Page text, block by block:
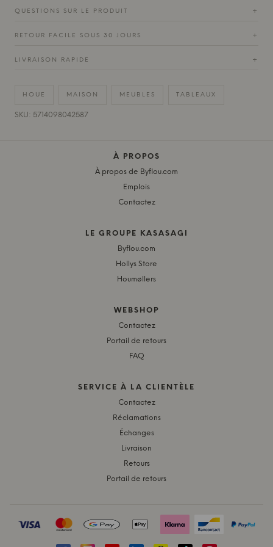
QUESTIONS SUR LE PRODUIT +
RETOUR FACILE SOUS 30 JOURS +
LIVRAISON RAPIDE +
HOUE MAISON MEUBLES TABLEAUX
SKU: 5714098042587
À PROPOS
À propos de Byflou.com
Emplois
Contactez
LE GROUPE KASASAGI
Byflou.com
Hollys Store
Houmøllers
WEBSHOP
Contactez
Portail de retours
FAQ
SERVICE À LA CLIENTÈLE
Contactez
Réclamations
Échanges
Livraison
Retours
Portail de retours